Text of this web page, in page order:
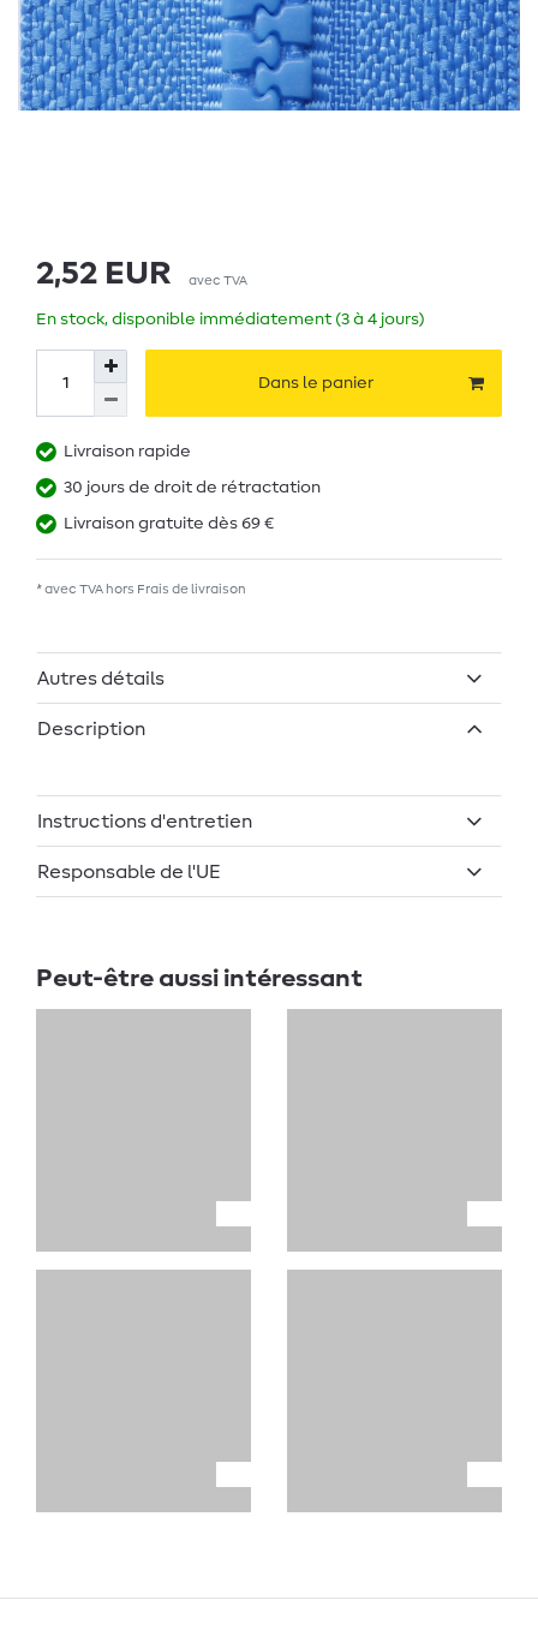
2,52 EUR avec TVA
En stock, disponible immédiatement (3 à 4 jours)
Dans le panier
Livraison rapide
30 jours de droit de rétractation
Livraison gratuite dès 69 €
* avec TVA hors Frais de livraison
Autres détails
Description
Instructions d'entretien
Responsable de l'UE
Peut-être aussi intéressant